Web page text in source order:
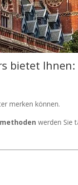
bietet Ihnen:
merken können.
werden Sie